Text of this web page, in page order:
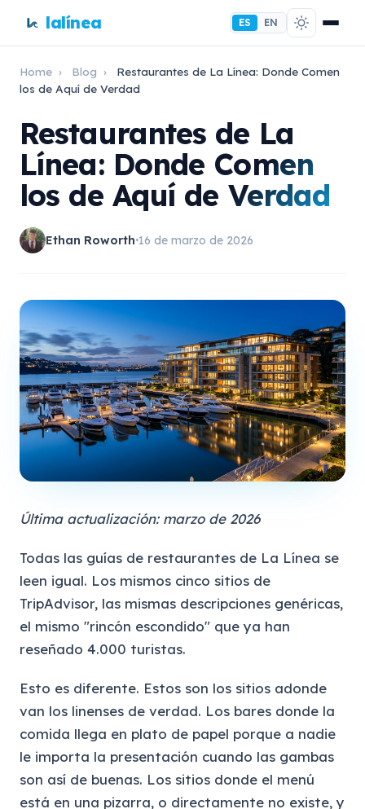
lalínea ES EN
Home › Blog ›
Restaurantes de La Línea: Donde Comen
los de Aquí de Verdad
Restaurantes de La
Línea: Donde Comen
los de Aquí de Verdad
Ethan Roworth•16 de marzo de 2026
Última actualización: marzo de 2026
Todas las guías de restaurantes de La Línea se
leen igual. Los mismos cinco sitios de
TripAdvisor, las mismas descripciones genéricas,
el mismo "rincón escondido" que ya han
reseñado 4.000 turistas.
Esto es diferente. Estos son los sitios adonde
van los linenses de verdad. Los bares donde la
comida llega en plato de papel porque a nadie
le importa la presentación cuando las gambas
son así de buenas. Los sitios donde el menú
está en una pizarra, o directamente no existe, y